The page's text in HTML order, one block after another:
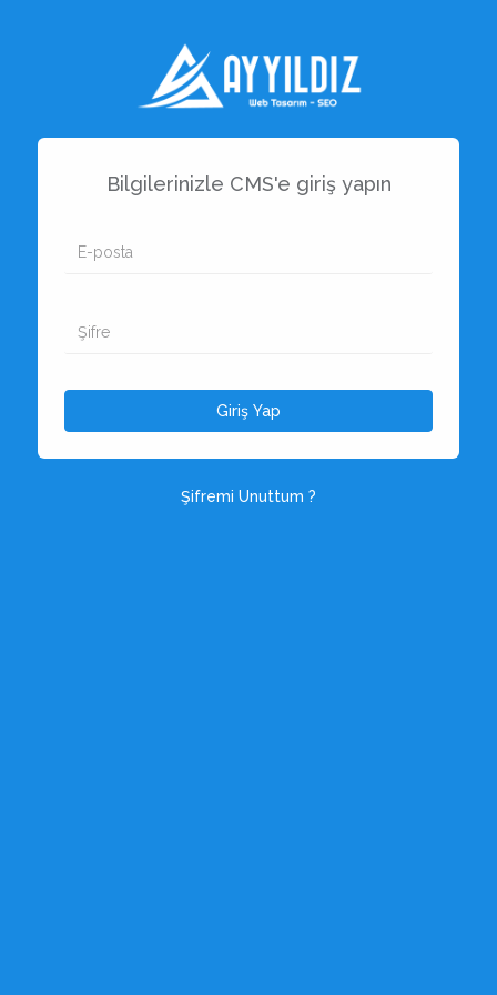
Bilgilerinizle CMS'e giriş yapın
Giriş Yap
Şifremi Unuttum ?